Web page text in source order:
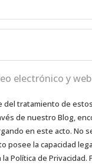
electrónico y
tratamiento de
de nuestro Blog,
en este acto. No
posee la capacidad
Política de